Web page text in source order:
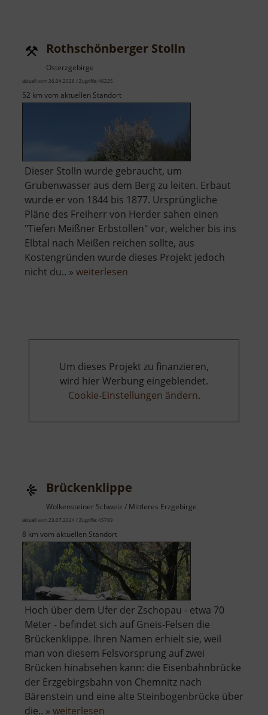
über
dem
Erzgebirge
Rothschönberger Stolln
Osterzgebirge
aktuell vom 26.04.2026 / Zugriffe: 46225
52 km vom aktuellen Standort
Dieser Stolln wurde gebraucht, um
Grubenwasser aus dem Berg zu leiten. Erbaut
wurde er von 1844 bis 1877. Ursprüngliche
Pläne des Freiherr von Herder sahen einen
"Tiefen Meißner Erbstollen" vor, welcher bis ins
Elbtal nach Meißen reichen sollte, aus
Kostengründen wurde dieses Projekt jedoch
nicht du.. » weiterlesen
Um dieses Projekt zu finanzieren,
wird hier Werbung eingeblendet.
Cookie-Einstellungen ändern.
Brückenklippe
Wolkensteiner Schweiz / Mittleres Erzgebirge
aktuell vom 23.07.2024 / Zugriffe: 45789
8 km vom aktuellen Standort
Hoch über dem Ufer der Zschopau - etwa 70
Meter - befindet sich auf Gneis-Felsen die
Brückenklippe. Ihren Namen erhielt sie, weil
man von diesem Felsvorsprung auf zwei
Brücken hinabsehen kann: die Eisenbahnbrücke
der Erzgebirgsbahn von Chemnitz nach
Bärenstein und eine alte Steinbogenbrücke über
die.. » weiterlesen